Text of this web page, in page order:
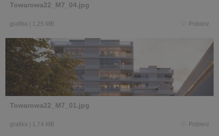
Towarowa22_M7_04.jpg
grafika | 1,25 MB Pobierz
Towarowa22_M7_01.jpg
grafika | 1,74 MB Pobierz